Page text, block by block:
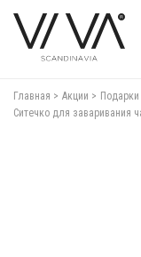
Главная Акции
Ситечко для заваривания